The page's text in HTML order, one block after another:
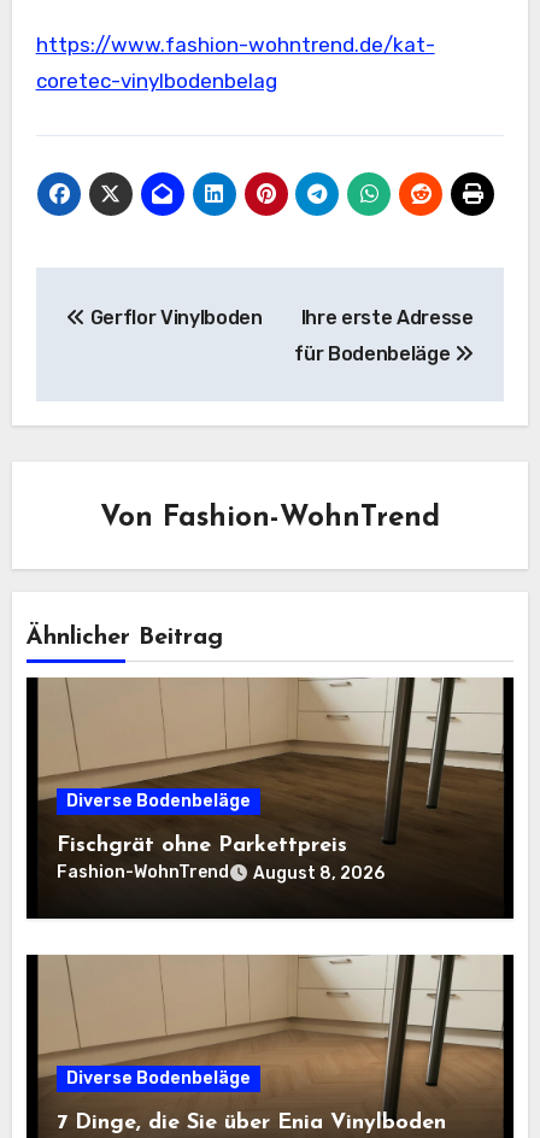
https://www.fashion-wohntrend.de/kat-
coretec-vinylbodenbelag
Gerflor Vinylboden
Ihre erste Adresse
für Bodenbeläge
Von Fashion-WohnTrend
Ähnlicher Beitrag
Diverse Bodenbeläge
Fischgrät ohne Parkettpreis
Fashion-WohnTrend August 8, 2026
Diverse Bodenbeläge
7 Dinge, die Sie über Enia Vinylboden